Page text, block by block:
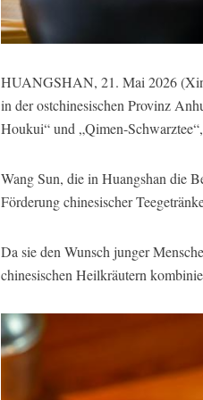
HUANGSHAN, 21. Mai 2026
in der ostchinesischen Provinz
Houkui“ und „Qimen-
Wang Sun, die in Huangshan die
Förderung chinesischer
Da sie den Wunsch junger
chinesischen Heilkräutern